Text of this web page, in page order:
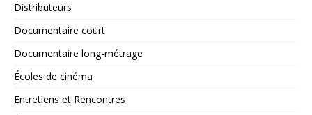
Distributeurs
Documentaire court
Documentaire long-métrage
Écoles de cinéma
Entretiens et Rencontres